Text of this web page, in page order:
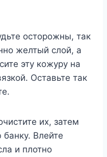
осторожны, так
желтый слой, а
эту кожуру на
Оставьте так
их, затем
Влейте
и плотно